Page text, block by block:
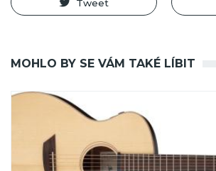
Tweet
MOHLO BY SE VÁM TAKÉ LÍBIT